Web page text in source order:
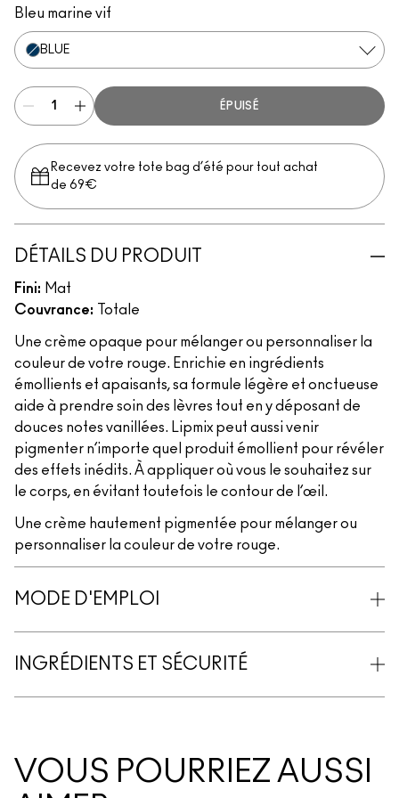
Bleu marine vif
BLUE
ÉPUISÉ
Recevez votre tote bag d’été pour tout achat
de 69€
DÉTAILS DU PRODUIT
Fini: Mat
Couvrance:
Totale
Une crème opaque pour mélanger ou personnaliser la
couleur de votre rouge. Enrichie en ingrédients
émollients et apaisants, sa formule légère et onctueuse
aide à prendre soin des lèvres tout en y déposant de
douces notes vanillées. Lipmix peut aussi venir
pigmenter n’importe quel produit émollient pour révéler
des effets inédits. À appliquer où vous le souhaitez sur
le corps, en évitant toutefois le contour de l’œil.
Une crème hautement pigmentée pour mélanger ou
personnaliser la couleur de votre rouge.
MODE D'EMPLOI
INGRÉDIENTS ET SÉCURITÉ
VOUS POURRIEZ AUSSI